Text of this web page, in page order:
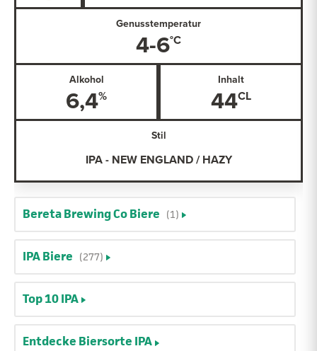
Genusstemperatur
4-6
Alkohol
6,4
Inhalt
44
Stil
IPA - NEW ENGLAND / HAZY
Bereta Brewing Co Biere (1)
IPA Biere (277)
Top 10 IPA
Entdecke Biersorte IPA